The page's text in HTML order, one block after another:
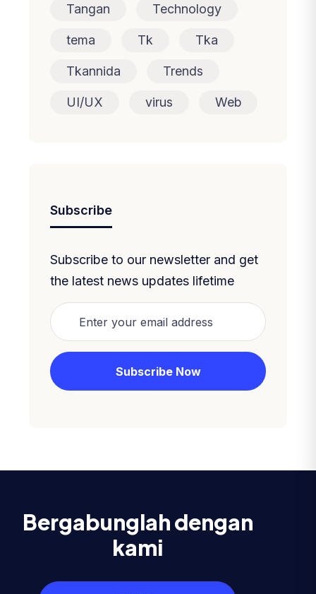
Tangan Technology
tema Tk Tka
Tkannida Trends
UI/UX virus Web
Subscribe
Subscribe to our newsletter and get
the latest news updates lifetime
Bergabunglah dengan
kami